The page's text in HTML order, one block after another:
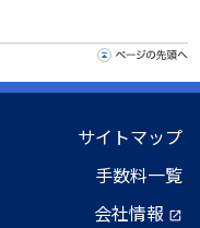
サイトマップ
手数料一覧
会社情報 open_in_new